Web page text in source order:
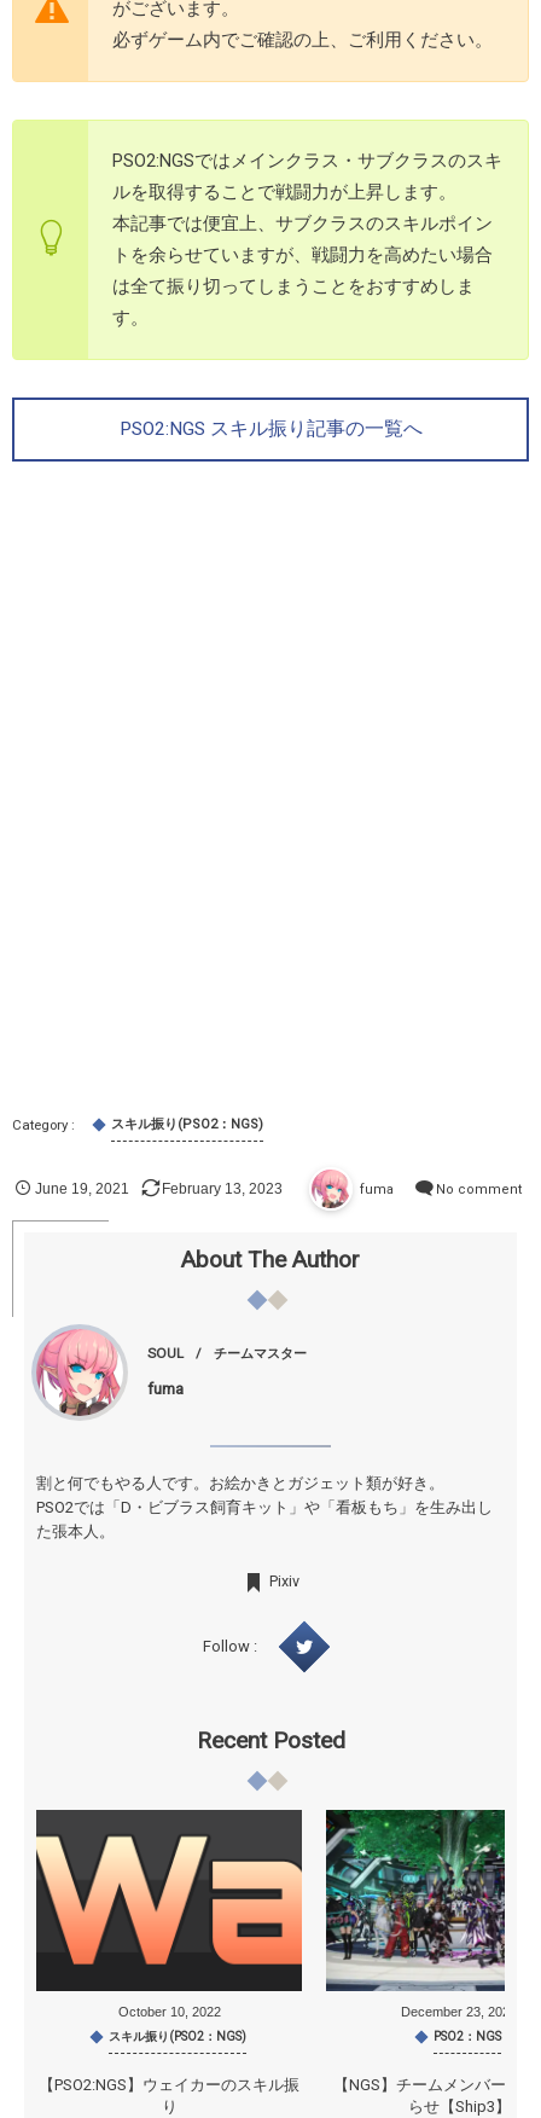
がございます。
必ずゲーム内でご確認の上、ご利用ください。
PSO2:NGSではメインクラス・サブクラスのスキ
ルを取得することで戦闘力が上昇します。
本記事では便宜上、サブクラスのスキルポイン
トを余らせていますが、戦闘力を高めたい場合
は全て振り切ってしまうことをおすすめしま
す。
PSO2:NGS スキル振り記事の一覧へ
スキル振り(PSO2：NGS)
June 19 ,2021 February 13 2023 fuma No comment
About The Author
SOUL チームマスター
fuma
割と何でもやる人です。お絵かきとガジェット類が好き。
PSO2では「D・ビブラス飼育キット」や「看板もち」を生み出し
た張本人。
Pixiv
Follow :
Recent Posted
October 10, 2022
スキル振り(PSO2：NGS)
【PSO2:NGS】ウェイカーのスキル振
り
December 23 2021
PSO2：NGS
【NGS】チームメンバー募
らせ【Ship3】